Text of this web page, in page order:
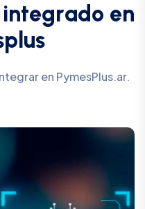
integrado en
p us
en PymesPlus.ar.